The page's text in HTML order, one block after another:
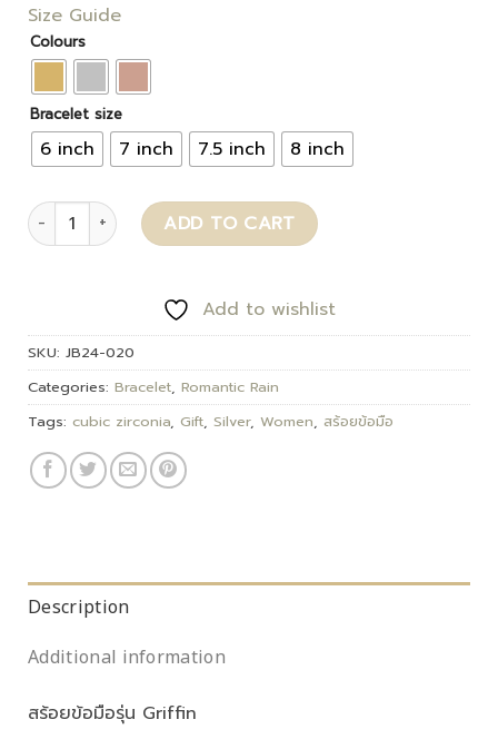
Size Guide
Colours
Bracelet size
6 inch 7 inch 7.5 inch 8 inch
Griffin quantity ADD TO CART
Add to wishlist
SKU: JB24-020
Categories: Bracelet, Romantic Rain
Tags: cubic zirconia, Gift, Silver, Women, สร้อยข้อมือ
Description
Additional information
สร้อยข้อมือรุ่น Griffin